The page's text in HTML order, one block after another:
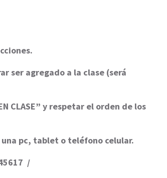
ser agregado a la clase (será
CLASE” y respetar el orden de los
pc, tablet o teléfono celular.
/